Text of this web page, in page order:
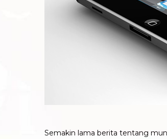
Semakin lama berita tentang